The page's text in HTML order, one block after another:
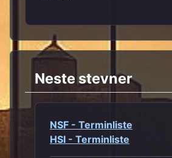
Neste stevner
NSF - Terminliste
HSI - Terminliste